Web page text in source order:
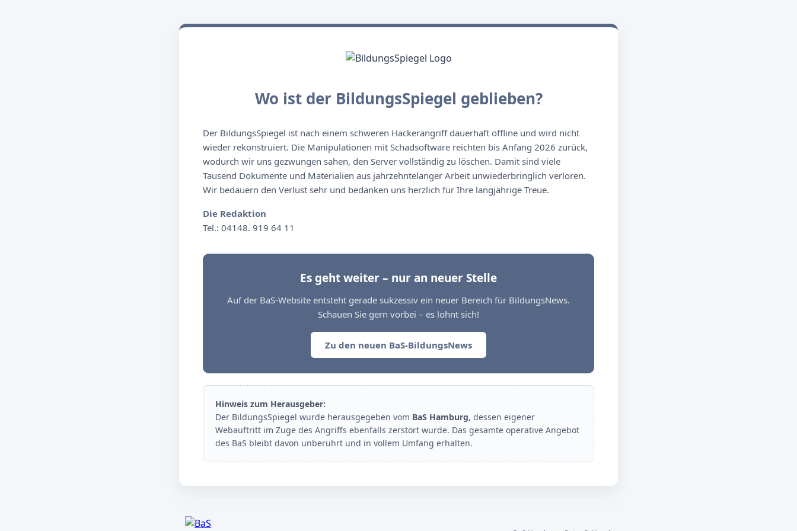
Wo ist der BildungsSpiegel geblieben?
Der BildungsSpiegel ist nach einem schweren Hackerangriff dauerhaft offline und wird nicht
wieder rekonstruiert. Die Manipulationen mit Schadsoftware reichten bis Anfang 2026 zurück,
wodurch wir uns gezwungen sahen, den Server vollständig zu löschen. Damit sind viele
Tausend Dokumente und Materialien aus jahrzehntelanger Arbeit unwiederbringlich verloren.
Wir bedauern den Verlust sehr und bedanken uns herzlich für Ihre langjährige Treue.
Die Redaktion
Tel.: 04148. 919 64 11
Es geht weiter – nur an neuer Stelle
Auf der BaS-Website entsteht gerade sukzessiv ein neuer Bereich für BildungsNews.
Schauen Sie gern vorbei – es lohnt sich!
Zu den neuen BaS-BildungsNews
Hinweis zum Herausgeber:
Der BildungsSpiegel wurde herausgegeben vom BaS Hamburg, dessen eigener
Webauftritt im Zuge des Angriffs ebenfalls zerstört wurde. Das gesamte operative Angebot
des BaS bleibt davon unberührt und in vollem Umfang erhalten.